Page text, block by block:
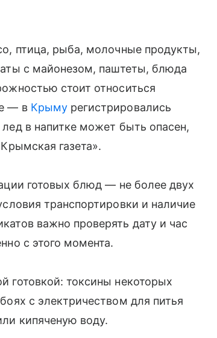
птица, рыба, молочные продукты,
с майонезом, паштеты, блюда
стоит относиться
— в Крымурегистрировались
в напитке может быть опасен,
газета».
готовых блюд — не более двух
транспортировки и наличие
важно проверять дату и час
с этого момента.
готовкой: токсины некоторых
с электричеством для питья
кипяченую воду.